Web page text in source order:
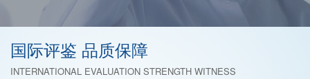
国际评鉴 品质保障
INTERNATIONAL EVALUATION STRENGTH WITNESS